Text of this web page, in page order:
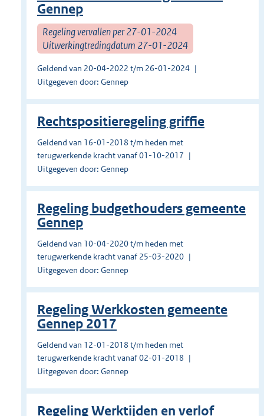
Gennep
Regeling vervallen per 27-01-2024
Uitwerkingtredingdatum 27-01-2024
Geldend van 20-04-2022 t/m 26-01-2024
Uitgegeven door: Gennep
Rechtspositieregeling griffie
Geldend van 16-01-2018 t/m heden met
terugwerkende kracht vanaf 01-10-2017
Uitgegeven door: Gennep
Regeling budgethouders gemeente
Gennep
Geldend van 10-04-2020 t/m heden met
terugwerkende kracht vanaf 25-03-2020
Uitgegeven door: Gennep
Regeling Werkkosten gemeente
Gennep 2017
Geldend van 12-01-2018 t/m heden met
terugwerkende kracht vanaf 02-01-2018
Uitgegeven door: Gennep
Regeling Werktijden en verlof